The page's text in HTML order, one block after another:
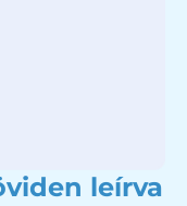
leírva